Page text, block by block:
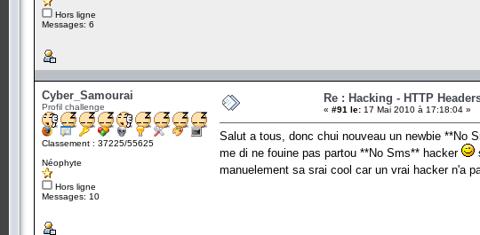
Hors ligne
Messages: 6
Cyber_Samourai
Profil challenge
Classement : 37225/55625
Néophyte
Hors ligne
Messages: 10
Re : Hacking - HTTP
« #91 le: 17 Mai 2010 à 17:18:04 »
Salut a tous, donc chui nouveau un newbie **No
me di ne fouine pas partou **No Sms** hacker
manuelement sa srai cool car un vrai hacker n'a